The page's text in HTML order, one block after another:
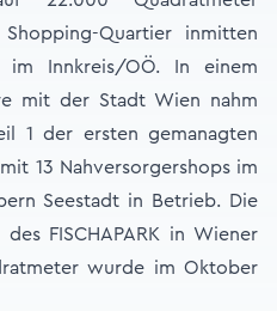
Quartier inmitten
Innkreis/OÖ. In einem
mit der Stadt Wien nahm
1 der ersten gemanagten
13 Nahversorgershops im
Seestadt in Betrieb. Die
FISCHAPARK in Wiener
wurde im Oktober